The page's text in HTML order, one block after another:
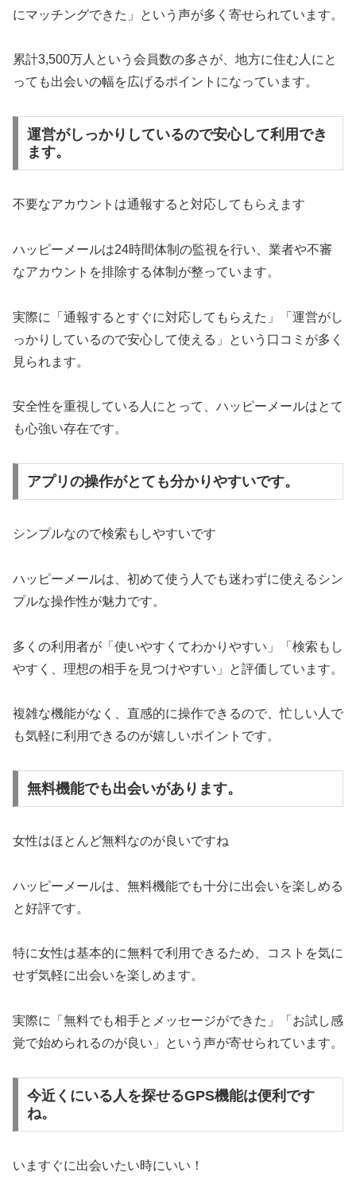
にマッチングできた」という声が多く寄せられています。
累計3,500万人という会員数の多さが、地方に住む人にと
っても出会いの幅を広げるポイントになっています。
運営がしっかりしているので安心して利用でき
ます。
不要なアカウントは通報すると対応してもらえます
ハッピーメールは24時間体制の監視を行い、業者や不審
なアカウントを排除する体制が整っています。
実際に「通報するとすぐに対応してもらえた」「運営がし
っかりしているので安心して使える」という口コミが多く
見られます。
安全性を重視している人にとって、ハッピーメールはとて
も心強い存在です。
アプリの操作がとても分かりやすいです。
シンプルなので検索もしやすいです
ハッピーメールは、初めて使う人でも迷わずに使えるシン
プルな操作性が魅力です。
多くの利用者が「使いやすくてわかりやすい」「検索もし
やすく、理想の相手を見つけやすい」と評価しています。
複雑な機能がなく、直感的に操作できるので、忙しい人で
も気軽に利用できるのが嬉しいポイントです。
無料機能でも出会いがあります。
女性はほとんど無料なのが良いですね
ハッピーメールは、無料機能でも十分に出会いを楽しめる
と好評です。
特に女性は基本的に無料で利用できるため、コストを気に
せず気軽に出会いを楽しめます。
実際に「無料でも相手とメッセージができた」「お試し感
覚で始められるのが良い」という声が寄せられています。
今近くにいる人を探せるGPS機能は便利です
ね。
いますぐに出会いたい時にいい！